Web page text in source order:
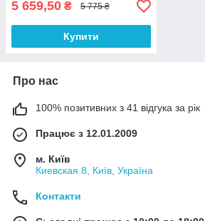
5 659,50 ₴ 5 775 ₴
Купити
Про нас
100% позитивних з 41 відгука за рік
Працює з 12.01.2009
м. Київ
Киевская 8, Київ, Україна
Контакти